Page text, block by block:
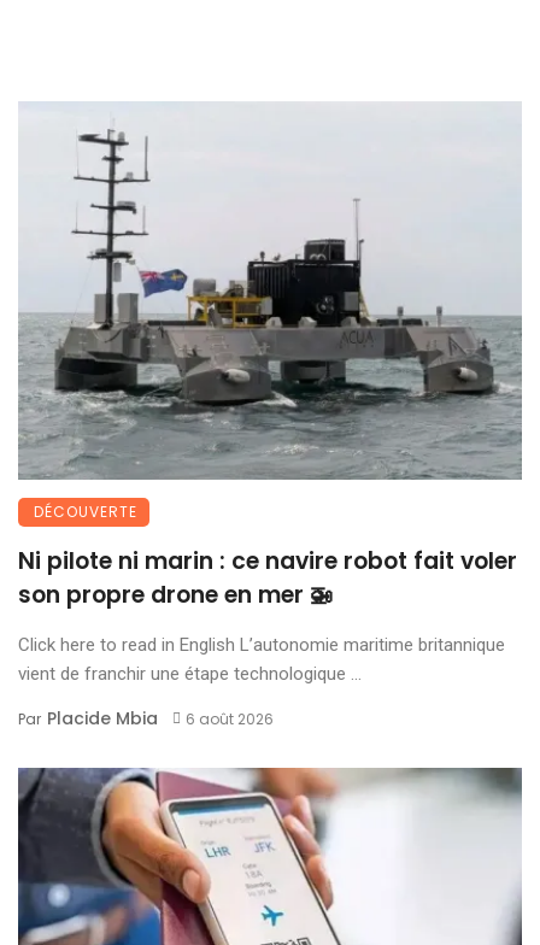
DÉCOUVERTE
Ni pilote ni marin : ce navire robot fait voler
son propre drone en mer 🚁
Click here to read in English L’autonomie maritime britannique
vient de franchir une étape technologique ...
Par Placide Mbia 6 août 2026